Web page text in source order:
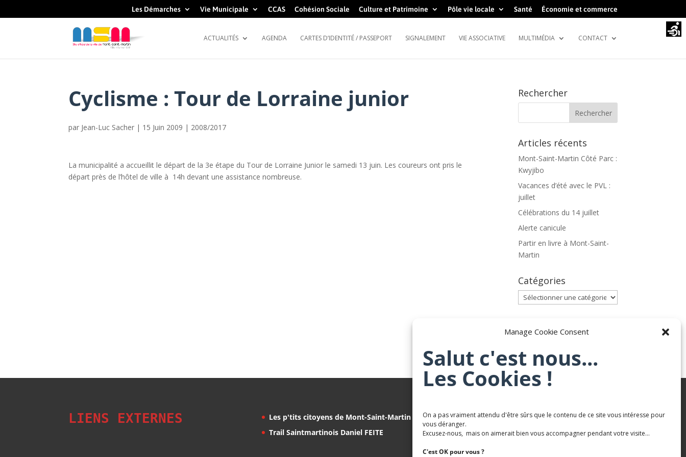
Manage Cookie Consent
Salut c'est nous...
Les Cookies !
On a pas vraiment attendu d'être sûrs que le contenu de ce site vous intéresse pour
vous déranger.
Excusez-nous, mais on aimerait bien vous accompagner pendant votre visite...
C'est OK pour vous ?
Les Démarches Vie Municipale CCAS Cohésion Sociale Culture et Patrimoine Pôle vie locale Santé Économie et commerce
ACTUALITÉS AGENDA CARTES D’IDENTITÉ / PASSEPORT SIGNALEMENT VIE ASSOCIATIVE MULTIMÉDIA CONTACT
Cyclisme : Tour de Lorraine junior
par Jean-Luc Sacher | 15 Juin 2009 | 2008/2017
La municipalité a accueillit le départ de la 3e étape du Tour de Lorraine Junior le samedi 13 juin. Les coureurs ont pris le
départ près de l’hôtel de ville à 14h devant une assistance nombreuse.
Rechercher
Articles récents
Mont-Saint-Martin Côté Parc :
Kwyjibo
Vacances d’été avec le PVL :
juillet
Célébrations du 14 juillet
Alerte canicule
Partir en livre à Mont-Saint-
Martin
Catégories
Catégories
Archives
LIENS EXTERNES
Les p'tits citoyens de Mont-Saint-Martin
Trail Saintmartinois Daniel FEITE
Karaté Mont Saint Martin
Terres de mercy - Complexe sportif